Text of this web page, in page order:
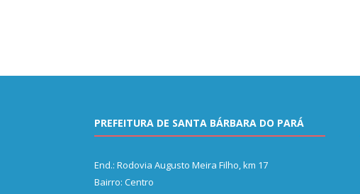
PREFEITURA DE SANTA BÁRBARA DO PARÁ
End.: Rodovia Augusto Meira Filho, km 17
Bairro: Centro